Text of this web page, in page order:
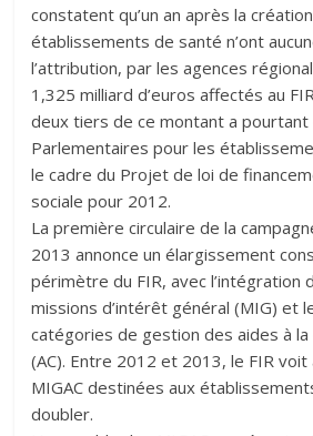
constatent qu’un an après la
établissements de santé n’ont
l’attribution, par les agences
1,325 milliard d’euros affectés au
deux tiers de ce montant a
Parlementaires pour les
le cadre du Projet de loi de
sociale pour 2012.
La première circulaire de la
2013 annonce un élargissement
périmètre du FIR, avec l’intégration
missions d’intérêt général (MIG) et
catégories de gestion des aides à
(AC). Entre 2012 et 2013, le FIR
MIGAC destinées aux
doubler.